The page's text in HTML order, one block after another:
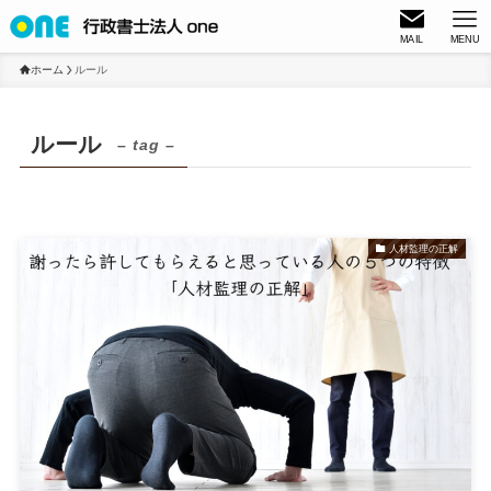
MAIL MENU
ホーム ルール
ルール – tag –
人材監理の正解